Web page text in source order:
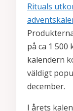
Rituals
på ca 1 500
kalendern
väldigt
december.
I årets